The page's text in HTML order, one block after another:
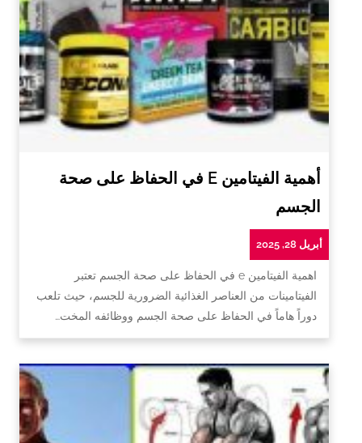
أهمية الفيتامين E في الحفاظ على صحة
الجسم
أبريل 28, 2025
اهمية الفيتامين e في الحفاظ على صحة الجسم تعتبر
الفيتامينات من العناصر الغذائية الضرورية للجسم، حيث تلعب
دوراً هاماً في الحفاظ على صحة الجسم ووظائفه المخت…